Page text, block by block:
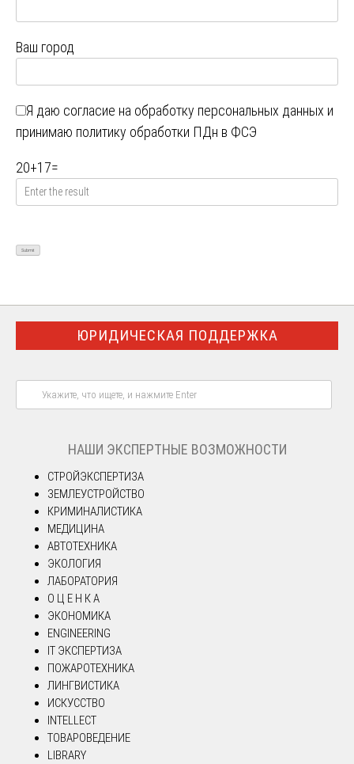
Ваш город
Я даю согласие на обработку персональных данных и
принимаю политику обработки ПДн в ФСЭ
20+17=
ЮРИДИЧЕСКАЯ ПОДДЕРЖКА
НАШИ ЭКСПЕРТНЫЕ ВОЗМОЖНОСТИ
СТРОЙЭКСПЕРТИЗА
ЗЕМЛЕУСТРОЙСТВО
КРИМИНАЛИСТИКА
МЕДИЦИНА
АВТОТЕХНИКА
ЭКОЛОГИЯ
ЛАБОРАТОРИЯ
О Ц Е Н К А
ЭКОНОМИКА
ENGINEERING
IT ЭКСПЕРТИЗА
ПОЖАРОТЕХНИКА
ЛИНГВИСТИКА
ИСКУССТВО
INTELLECT
ТОВАРОВЕДЕНИЕ
LIBRARY